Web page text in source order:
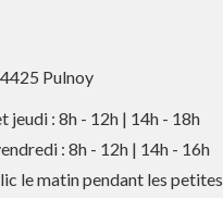
Pulnoy
jeudi : 8h - 12h | 14h - 18h
: 8h - 12h | 14h - 16h
le matin pendant les petites